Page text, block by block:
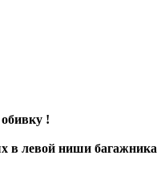
!
в левой ниши багажника